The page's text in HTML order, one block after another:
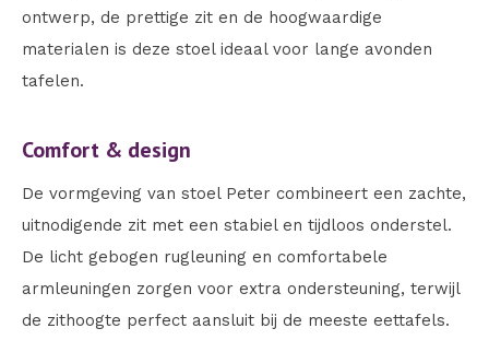
ontwerp, de prettige zit en de hoogwaardige
materialen is deze stoel ideaal voor lange avonden
tafelen.
Comfort & design
De vormgeving van stoel Peter combineert een zachte,
uitnodigende zit met een stabiel en tijdloos onderstel.
De licht gebogen rugleuning en comfortabele
armleuningen zorgen voor extra ondersteuning, terwijl
de zithoogte perfect aansluit bij de meeste eettafels.